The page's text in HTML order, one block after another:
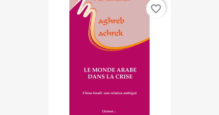
favorite_border